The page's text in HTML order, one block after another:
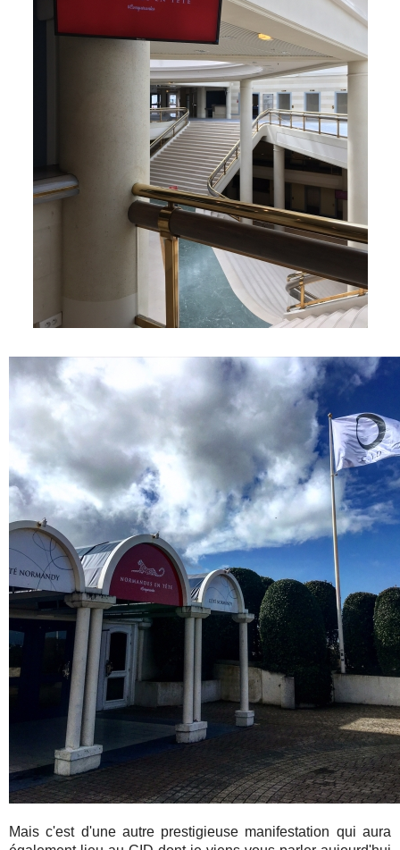
Mais c'est d'une autre prestigieuse manifestation qui aura